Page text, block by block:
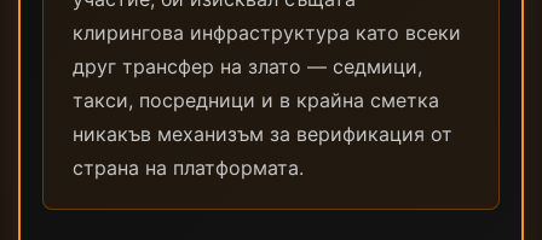
клирингова инфраструктура като всеки
друг трансфер на злато — седмици,
такси, посредници и в крайна сметка
никакъв механизъм за верификация от
страна на платформата.